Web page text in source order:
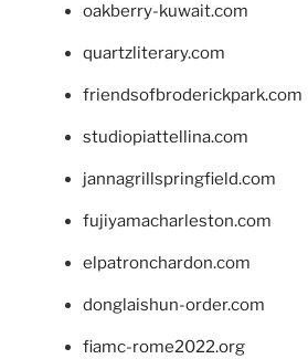
oakberry-kuwait.com
quartzliterary.com
friendsofbroderickpark.com
studiopiattellina.com
jannagrillspringfield.com
fujiyamacharleston.com
elpatronchardon.com
donglaishun-order.com
fiamc-rome2022.org